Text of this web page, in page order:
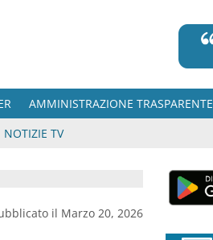
AMMINISTRAZIONE TRASPARENTE
NOTIZIE TV
il Marzo 20, 2026